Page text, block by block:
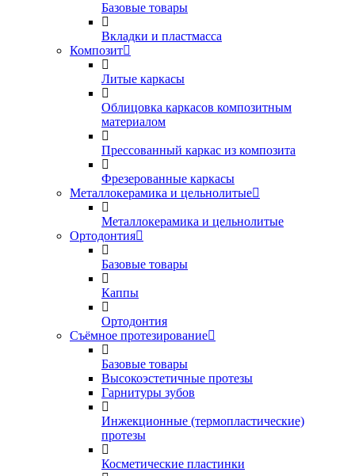
Базовые товары
Вкладки и пластмасса
Композит
Литые каркасы
Облицовка каркасов композитным
материалом
Прессованный каркас из композита
Фрезерованные каркасы
Металлокерамика и цельнолитые
Металлокерамика и цельнолитые
Ортодонтия
Базовые товары
Каппы
Ортодонтия
Съёмное протезирование
Базовые товары
Высокоэстетичные протезы
Гарнитуры зубов
Инжекционные (термопластические)
протезы
Косметические пластинки